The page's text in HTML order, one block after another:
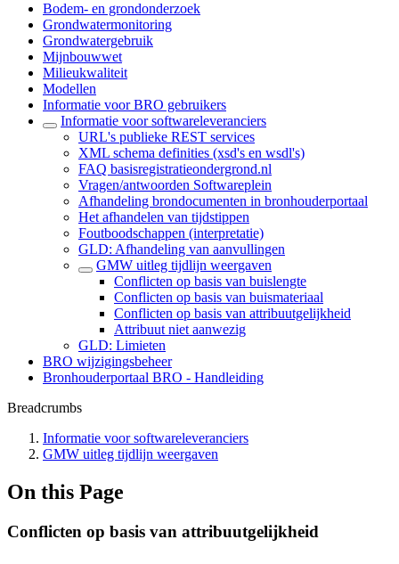
Bodem- en grondonderzoek
Grondwatermonitoring
Grondwatergebruik
Mijnbouwwet
Milieukwaliteit
Modellen
Informatie voor BRO gebruikers
Informatie voor softwareleveranciers
URL's publieke REST services
XML schema definities (xsd's en wsdl's)
FAQ basisregistratieondergrond.nl
Vragen/antwoorden Softwareplein
Afhandeling brondocumenten in bronhouderportaal
Het afhandelen van tijdstippen
Foutboodschappen (interpretatie)
GLD: Afhandeling van aanvullingen
GMW uitleg tijdlijn weergaven
Conflicten op basis van buislengte
Conflicten op basis van buismateriaal
Conflicten op basis van attribuutgelijkheid
Attribuut niet aanwezig
GLD: Limieten
BRO wijzigingsbeheer
Bronhouderportaal BRO - Handleiding
Breadcrumbs
Informatie voor softwareleveranciers
GMW uitleg tijdlijn weergaven
On this Page
Conflicten op basis van attribuutgelijkheid